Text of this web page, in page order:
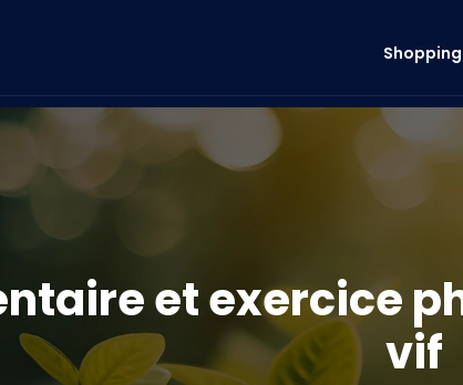
et exercice
vif